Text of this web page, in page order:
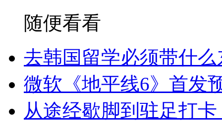
随便看看
去韩国留学必须带什么
微软《地平线6》首发
从途经歇脚到驻足打